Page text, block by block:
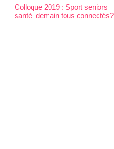
Colloque 2019 : Sport seniors
santé, demain tous connectés?